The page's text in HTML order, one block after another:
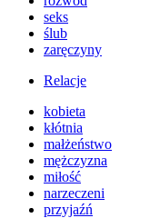
seks
ślub
zaręczyny
Relacje
kobieta
kłótnia
małżeństwo
mężczyzna
miłość
narzeczeni
przyjaźń